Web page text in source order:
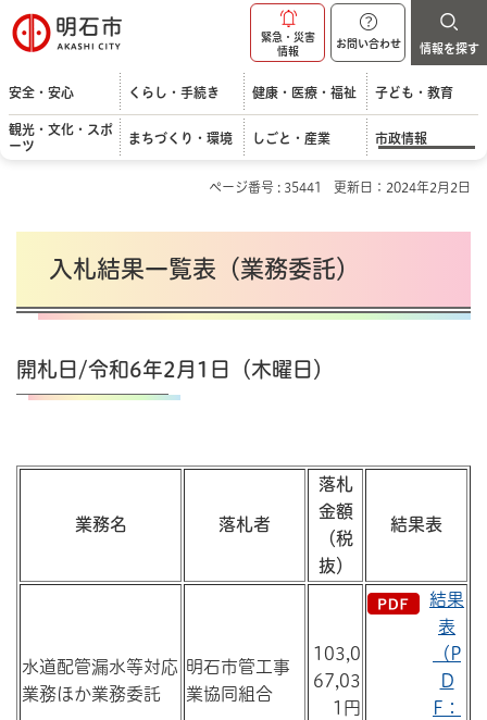
明石市
緊急・災害
情報
お問い合わせ 情報を探す
安全・安心 くらし・手続き 健康・医療・福祉 子ども・教育
観光・文化・スポ
ーツ
まちづくり・環境 しごと・産業 市政情報
ページ番号 : 35441 更新日：2024年2月2日
入札結果一覧表（業務委託）
開札日/令和6年2月1日（木曜日）
業務名 落札者
落札
金額
（税
抜）
結果表
水道配管漏水等対応
業務ほか業務委託
明石市管工事
業協同組合
103,0
67,03
1円
結果
表
（P
D
F：